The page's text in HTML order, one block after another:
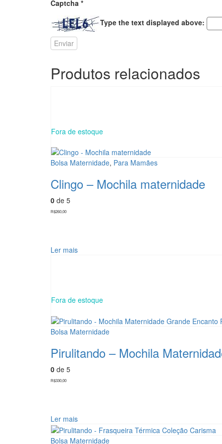
Captcha *
Type the text displayed above:
Produtos relacionados
Fora de estoque
Bolsa Maternidade, Para Mamães
Clingo – Mochila maternidade
0 de 5
R$260,00
Ler mais
Fora de estoque
Bolsa Maternidade
Pirulitando – Mochila
0 de 5
R$330,00
Ler mais
Bolsa Maternidade